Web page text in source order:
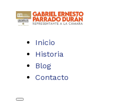
Inicio
Historia
Blog
Contacto